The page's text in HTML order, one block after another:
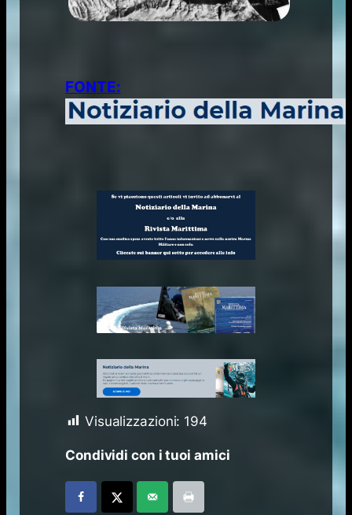
FONTE:
Visualizzazioni: 194
Condividi con i tuoi amici